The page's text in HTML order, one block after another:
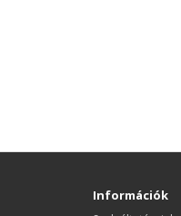
Információk